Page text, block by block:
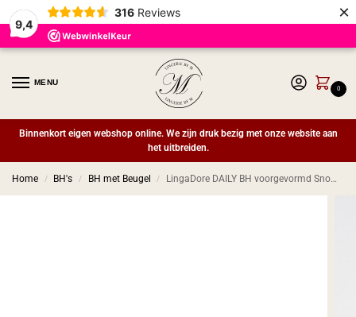
9,4
316 Reviews ×
MENU
0
Binnenkort eigen webshop online. We zijn druk bezig met onze website aan
het uitbreiden.
Home / BH's / BH met Beugel / LingaDore DAILY BH voorgevormd Snow white